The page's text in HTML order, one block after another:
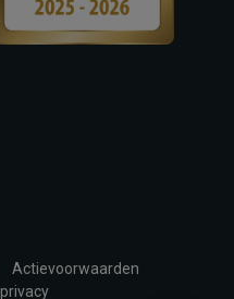
Actievoorwaarden